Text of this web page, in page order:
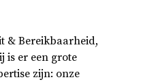
& Bereikbaarheid,
is er een grote
zijn: onze